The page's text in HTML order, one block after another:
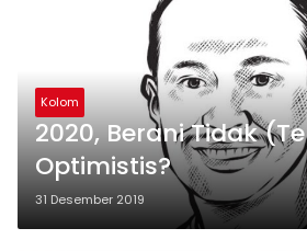
Kolom
2020, Berani Tidak
Optimistis?
31 Desember 2019